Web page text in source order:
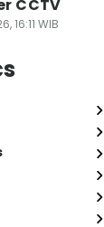
CCTV
16:11 WIB